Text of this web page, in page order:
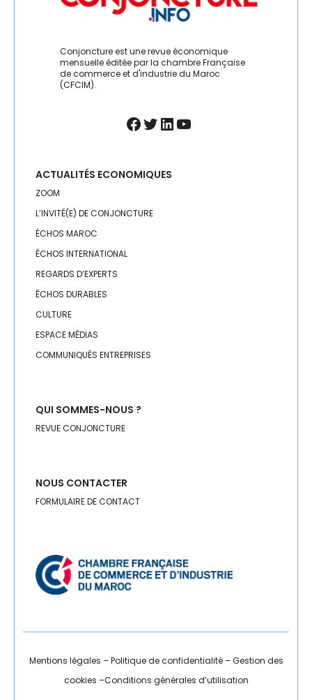
Conjoncture est une revue économique
mensuelle éditée par la chambre Française
de commerce et d'industrie du Maroc
(CFCIM).
Facebook
Twitter
LinkedIn
YouTube
ACTUALITÉS ECONOMIQUES
ZOOM
L’INVITÉ(E) DE CONJONCTURE
ÉCHOS MAROC
ÉCHOS INTERNATIONAL
REGARDS D’EXPERTS
ÉCHOS DURABLES
CULTURE
ESPACE MÉDIAS
COMMUNIQUÉS ENTREPRISES
QUI SOMMES-NOUS ?
REVUE CONJONCTURE
NOUS CONTACTER
FORMULAIRE DE CONTACT
Mentions légales –Politique de confidentialité–Gestion des
cookies –Conditions générales d’utilisation